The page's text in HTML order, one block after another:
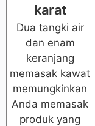
karat
Dua tangki air
dan enam
keranjang
memasak kawat
memungkinkan
Anda memasak
produk yang